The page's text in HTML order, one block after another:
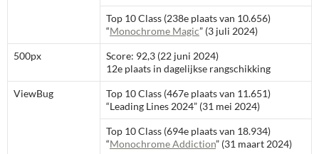
Top 10 Class (238e plaats van 10.656)
“Monochrome Magic” (3 juli 2024)
500px
Score: 92,3 (22 juni 2024)
12e plaats in dagelijkse rangschikking
ViewBug
Top 10 Class (467e plaats van 11.651)
“Leading Lines 2024” (31 mei 2024)
Top 10 Class (694e plaats van 18.934)
“Monochrome Addiction” (31 maart 2024)